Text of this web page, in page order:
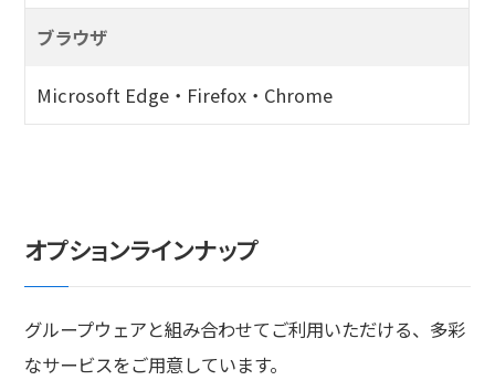
ブラウザ
Microsoft Edge・Firefox・Chrome
オプションラインナップ
グループウェアと組み合わせてご利用いただける、多彩
なサービスをご用意しています。